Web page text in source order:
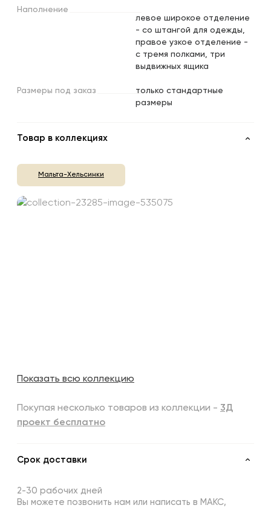
Наполнение
левое широкое отделение
- со штангой для одежды,
правое узкое отделение -
с тремя полками, три
выдвижных ящика
Размеры под заказ
только стандартные
размеры
Товар в коллекциях
Мальта-Хельсинки
Показать всю коллекцию
Покупая несколько товаров из коллекции - 3Д
проект бесплатно
Срок доставки
2-30 рабочих дней
Вы можете позвонить нам или написать в МАКС,